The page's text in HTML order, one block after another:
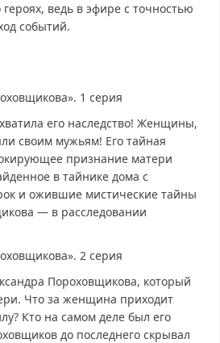
ведь в эфире с точностью
событий.
1 серия
его наследство! Женщины,
своим мужьям! Его тайная
признание матери
в тайнике дома с
и ожившие мистические тайны
— в расследовании
2 серия
Пороховщикова, который
Что за женщина приходит
Кто на самом деле был его
до последнего скрывал